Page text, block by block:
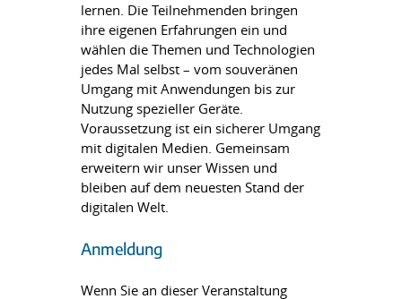
lernen. Die Teilnehmenden bringen
ihre eigenen Erfahrungen ein und
wählen die Themen und Technologien
jedes Mal selbst – vom souveränen
Umgang mit Anwendungen bis zur
Nutzung spezieller Geräte.
Voraussetzung ist ein sicherer Umgang
mit digitalen Medien. Gemeinsam
erweitern wir unser Wissen und
bleiben auf dem neuesten Stand der
digitalen Welt.
Anmeldung
Wenn Sie an dieser Veranstaltung